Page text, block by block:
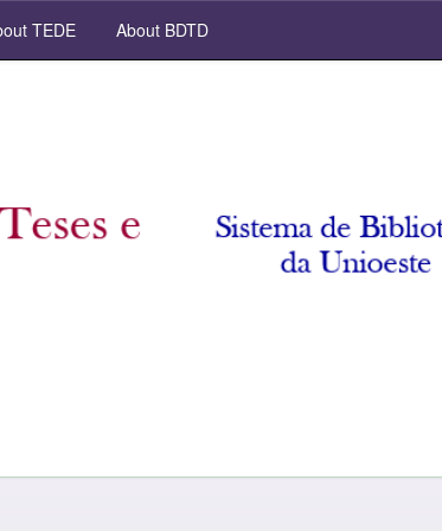
TEDE About BDTD